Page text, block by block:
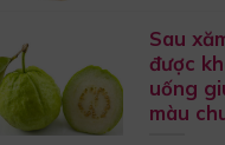
Sau
được
uống
màu